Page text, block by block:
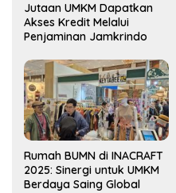
Jutaan UMKM Dapatkan
Akses Kredit Melalui
Penjaminan Jamkrindo
Rumah BUMN di INACRAFT
2025: Sinergi untuk UMKM
Berdaya Saing Global